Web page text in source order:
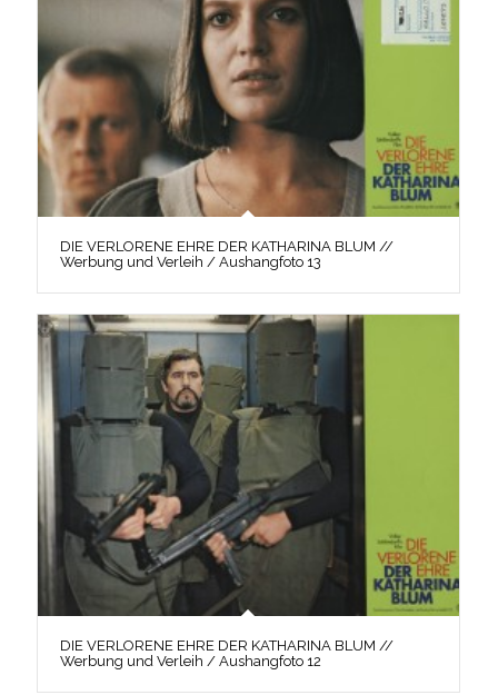
DIE VERLORENE EHRE DER KATHARINA BLUM //
Werbung und Verleih / Aushangfoto 13
DIE VERLORENE EHRE DER KATHARINA BLUM //
Werbung und Verleih / Aushangfoto 12